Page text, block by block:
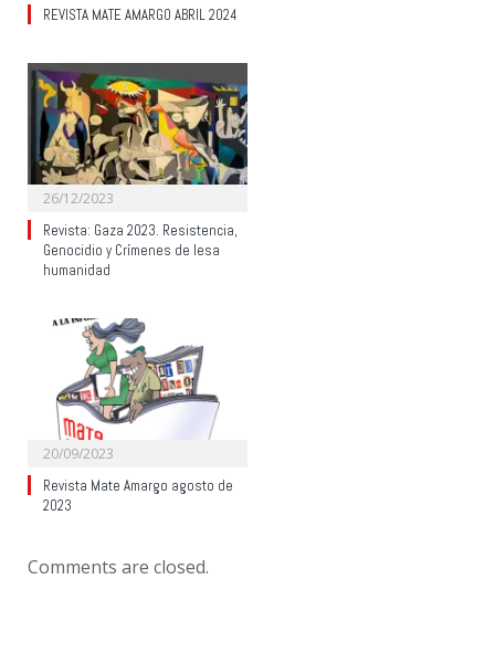
REVISTA MATE AMARGO ABRIL 2024
26/12/2023
Revista: Gaza 2023. Resistencia,
Genocidio y Crímenes de lesa
humanidad
20/09/2023
Revista Mate Amargo agosto de
2023
Comments are closed.